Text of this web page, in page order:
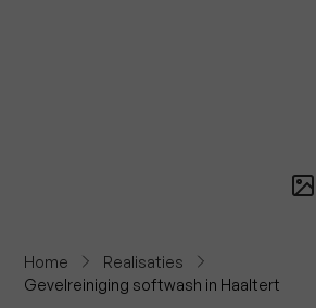
Home
Realisaties
Gevelreiniging softwash in Haaltert